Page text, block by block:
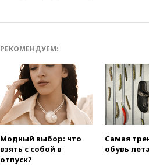
РЕКОМЕНДУЕМ:
Модный выбор: что
взять с собой в
отпуск?
Самая
обувь